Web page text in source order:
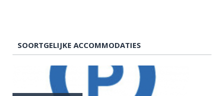
SOORTGELIJKE ACCOMMODATIES